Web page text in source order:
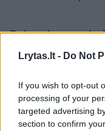
Lrytas.lt - Do Not
If you wish to opt-out
processing of your
targeted advertising
section to confirm
Bylos
dokumentų
grindžiami
užbaigimo ar